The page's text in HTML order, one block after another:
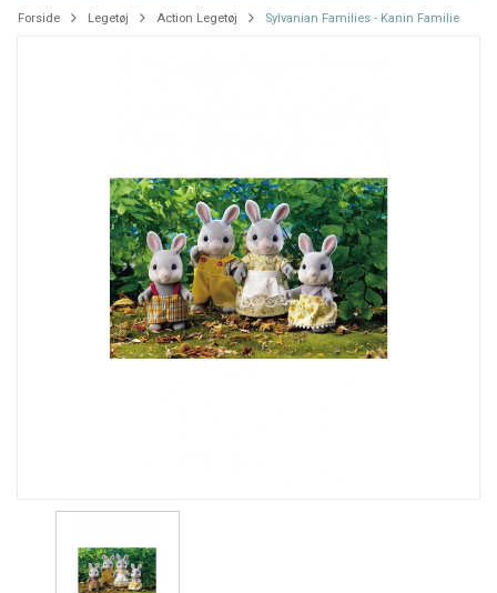
Forside Legetøj Action Legetøj Sylvanian Families - Kanin Familie